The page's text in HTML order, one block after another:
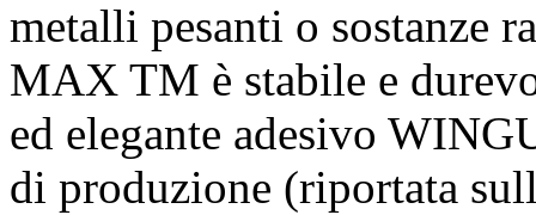
metalli pesanti o sostanze
MAX TM è stabile e
ed elegante adesivo
di produzione (riportata